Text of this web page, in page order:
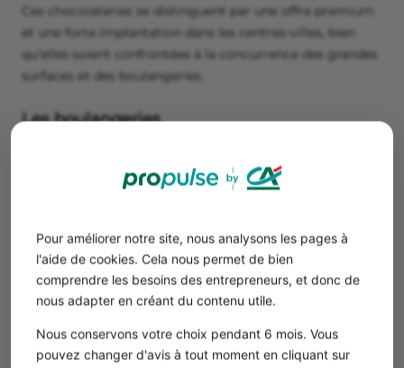
Pour améliorer notre site, nous analysons les pages à
l'aide de cookies. Cela nous permet de bien
comprendre les besoins des entrepreneurs, et donc de
nous adapter en créant du contenu utile.
Nous conservons votre choix pendant 6 mois. Vous
pouvez changer d'avis à tout moment en cliquant sur
Ces chocolateries se distinguent par une offre premium
et une forte implantation dans les centres-villes, bien
qu’elles soient confrontées à la concurrence des grandes
surfaces et des boulangeries.
Les boulangeries
négligeable du marché des chocolats, notamment lors
des périodes de fêtes. Elles proposent souvent des
Toutefois, elles sont limitées par une gamme de produits
plus restreinte et une distribution plus locale.
Les stations-services et kiosques
Ces points de vente représentent une offre
complémentaire, notamment sur des axes de transit.